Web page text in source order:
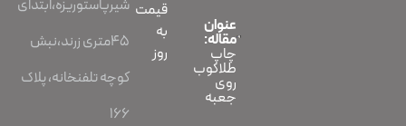
عنوان
مقاله:
چاپ
طلاکوب
روی
جعبه
قیمت
به
روز
شیرپاستوریزه،ابتدای
45متری زرند،نبش
کوچه تلفنخانه، پلاک
166